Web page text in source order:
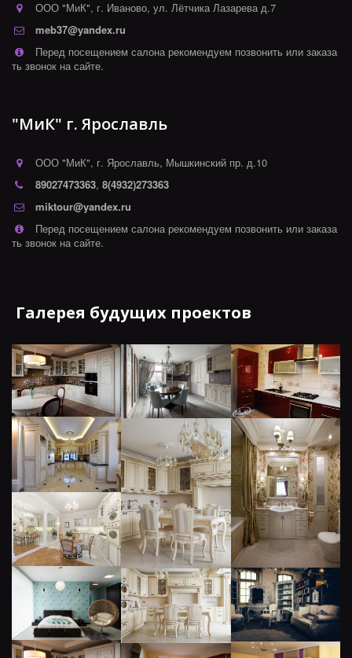
ООО "МиК", г. Иваново, ул. Лётчика Лазарева д.7
meb37@yandex.ru
Перед посещением салона рекомендуем позвонить или заказа
ть звонок на сайте.
"МиК" г. Ярославль
ООО "МиК", г. Ярославль, Мышкинский пр. д.10
89027473363, 8(4932)273363
miktour@yandex.ru
Перед посещением салона рекомендуем позвонить или заказа
ть звонок на сайте.
Галерея будущих проектов